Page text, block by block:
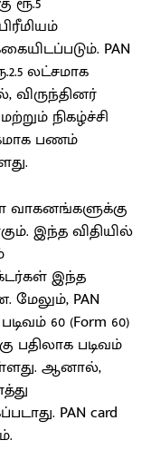
PAN
லட்சமாக
நிகழ்ச்சி
பணம்
வாகனங்களுக்கு
இந்த விதியில்
இந்த
மேலும், PAN
60 (Form 60)
பதிலாக படிவம்
ஆனால்,
PAN card